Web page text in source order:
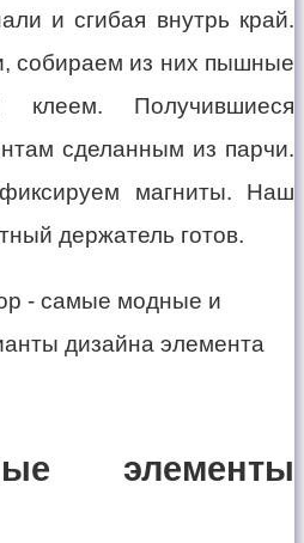
и сгибая внутрь край.
собираем из них пышные
клеем. Получившиеся
сделанным из парчи.
магниты. Наш
держатель готов.
элементы